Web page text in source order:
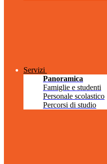
Servizi
Panoramica
Famiglie e studenti
Personale scolastico
Percorsi di studio